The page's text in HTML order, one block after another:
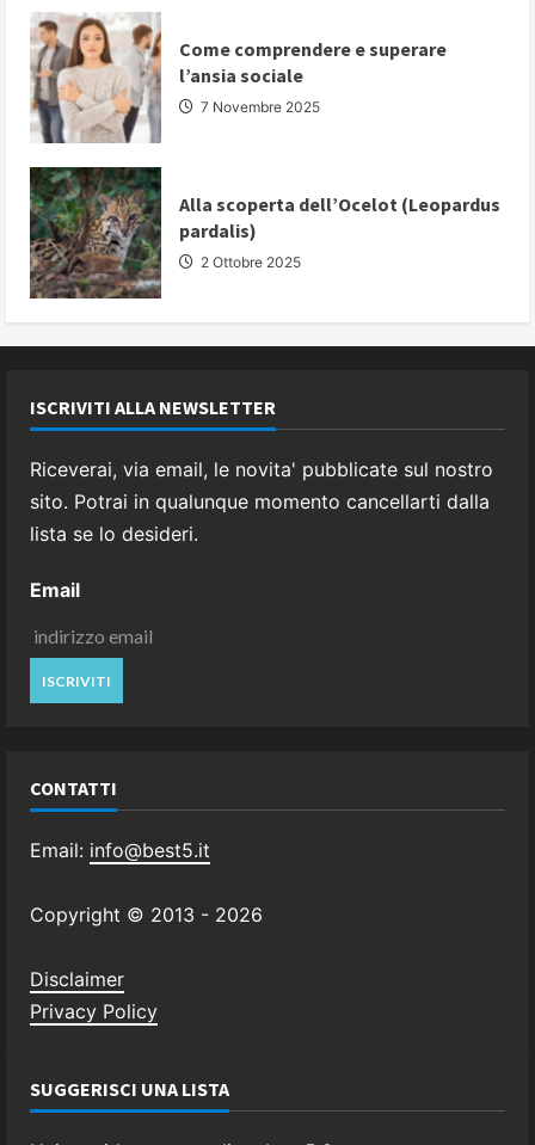
Come comprendere e superare
l’ansia sociale
7 Novembre 2025
Alla scoperta dell’Ocelot (Leopardus
pardalis)
2 Ottobre 2025
ISCRIVITI ALLA NEWSLETTER
Riceverai, via email, le novita' pubblicate sul nostro
sito. Potrai in qualunque momento cancellarti dalla
lista se lo desideri.
Email
CONTATTI
Email: info@best5.it
Copyright © 2013 - 2026
Disclaimer
Privacy Policy
SUGGERISCI UNA LISTA